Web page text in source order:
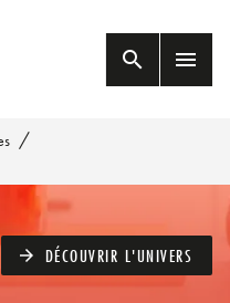
search menu
/
arrow_forward DÉCOUVRIR L'UNIVERS